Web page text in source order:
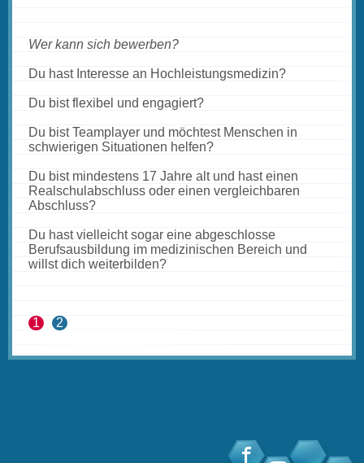
Wer kann sich bewerben?
Du hast Interesse an Hochleistungsmedizin?
Du bist flexibel und engagiert?
Du bist Teamplayer und möchtest Menschen in
schwierigen Situationen helfen?
Du bist mindestens 17 Jahre alt und hast einen
Realschulabschluss oder einen vergleichbaren
Abschluss?
Du hast vielleicht sogar eine abgeschlosse
Berufsausbildung im medizinischen Bereich und
willst dich weiterbilden?
1 2